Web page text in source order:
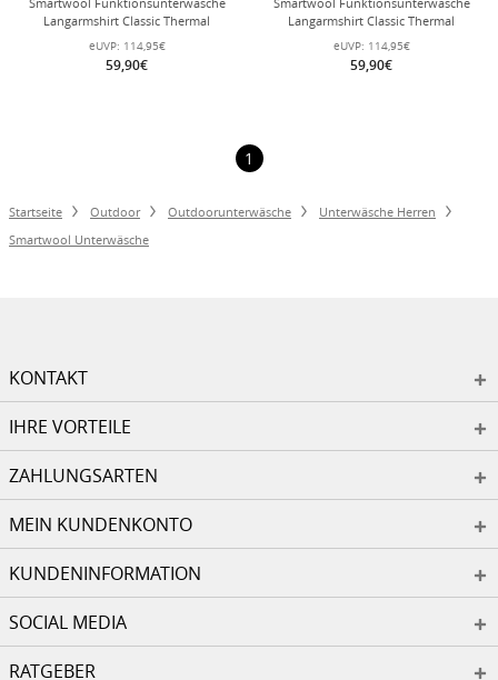
Langarmshirt Classic Thermal
(wärmende Merinowolle,
Colourblock) charcoalgrau Herren
eUVP: 114,95€
59,90€
Langarmshirt Classic Thermal
(wärmende Merinowolle, Rundhals)
deepblau/navy Herren
eUVP: 114,95€
59,90€
1
Startseite Outdoor Outdoorunterwäsche
Unterwäsche Herren
Smartwool Unterwäsche
KONTAKT
IHRE VORTEILE
ZAHLUNGSARTEN
MEIN KUNDENKONTO
KUNDENINFORMATION
SOCIAL MEDIA
RATGEBER